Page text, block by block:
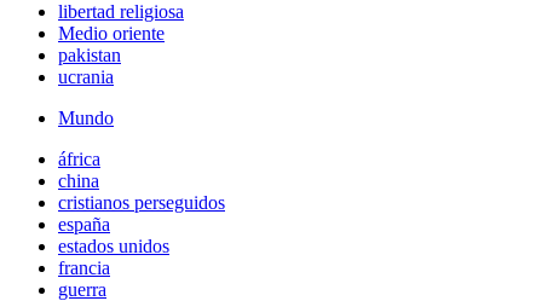
libertad religiosa
Medio oriente
pakistan
ucrania
Mundo
áfrica
china
cristianos perseguidos
españa
estados unidos
francia
guerra